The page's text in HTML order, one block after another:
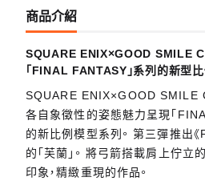
商品介紹
SQUARE ENIX×GOOD SMILE
「FINAL FANTASY」系列的新型比
SQUARE ENIX×GOOD SMILE
各自象徵性的姿態魅力呈現「
的新比例模型系列。 第三彈推出
的「芙蘭」。 將弓箭搭載肩上佇立
印象，精緻重現的作品。